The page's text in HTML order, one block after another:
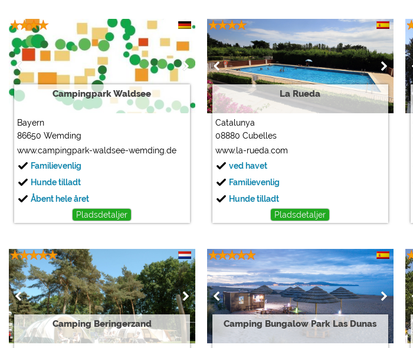
Campingpark Waldsee
Bayern
86650 Wemding
www.campingpark-waldsee-wemding.de
Familievenlig
Hunde tilladt
Åbent hele året
Pladsdetaljer
La Rueda
Catalunya
08880 Cubelles
www.la-rueda.com
ved havet
Familievenlig
Hunde tilladt
Pladsdetaljer
Camping Beringerzand Camping Bungalow Park Las Dunas